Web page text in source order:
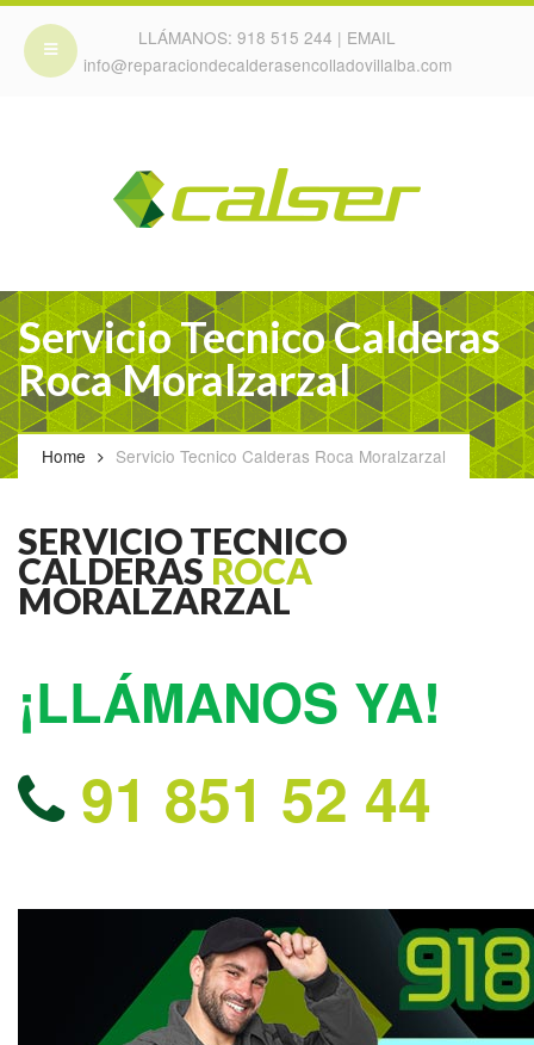
LLÁMANOS: 918 515 244 | EMAIL
info@reparaciondecalderasencolladovillalba.com
Servicio Tecnico Calderas
Roca Moralzarzal
Home Servicio Tecnico Calderas Roca Moralzarzal
SERVICIO TECNICO
CALDERAS ROCA
MORALZARZAL
¡LLÁMANOS YA!
91 851 52 44